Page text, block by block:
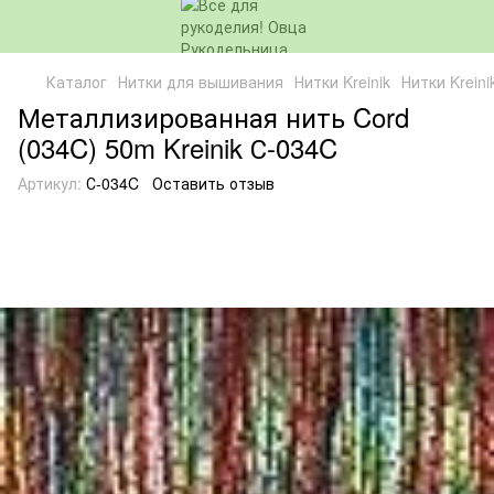
Каталог Нитки для вышивания Нитки Kreinik Нитки
Металлизированная нить Cord
(034C) 50m Kreinik С-034C
Артикул: С-034C Оставить отзыв